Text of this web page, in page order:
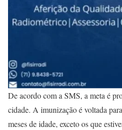
De acordo com a SMS, a meta é
cidade. A imunização é voltada
meses de idade, exceto os que